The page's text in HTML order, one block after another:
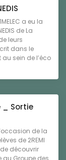
a eu la
de La
leurs
dans le
sein de l’éco
_ Sortie
de la
de 2REMI
de découvrir
au Groupe des